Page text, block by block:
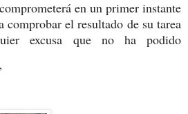
en un primer instante
comprobar el resultado de su tarea
excusa que no ha podido